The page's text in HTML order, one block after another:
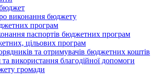
виконання бюджету
програм
паспортів бюджетних програм
цільових програм
та отримувачів бюджетних коштів
використання благодійної допомоги
громади